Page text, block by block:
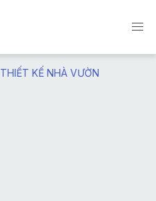
THIẾT KẾ NHÀ VƯỜN